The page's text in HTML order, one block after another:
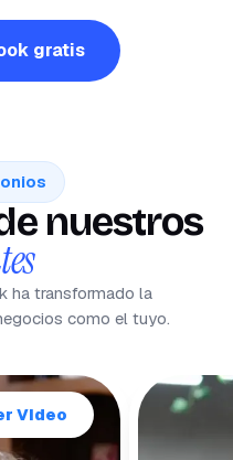
gratis
nuestros
ha transformado la
como el tuyo.
Video